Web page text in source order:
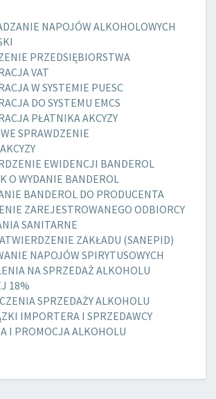
NAPOJÓW ALKOHOLOWYCH
PRZEDSIĘBIORSTWA
VAT
W SYSTEMIE PUESC
DO SYSTEMU EMCS
PŁATNIKA AKCYZY
SPRAWDZENIE
EWIDENCJI BANDEROL
O WYDANIE BANDEROL
BANDEROL DO PRODUCENTA
ZAREJESTROWANEGO ODBIORCY
SANITARNE
ZAKŁADU (SANEPID)
NAPOJÓW SPIRYTUSOWYCH
NA SPRZEDAŻ ALKOHOLU
18%
SPRZEDAŻY ALKOHOLU
IMPORTERA I SPRZEDAWCY
I PROMOCJA ALKOHOLU